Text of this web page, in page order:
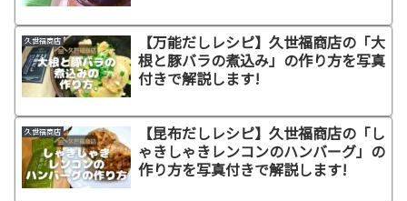
久世福商店
【万能だしレシピ】久世福商店の「大
根と豚バラの煮込み」の作り方を写真
付きで解説します!
久世福商店
【昆布だしレシピ】久世福商店の「し
ゃきしゃきレンコンのハンバーグ」の
作り方を写真付きで解説します!